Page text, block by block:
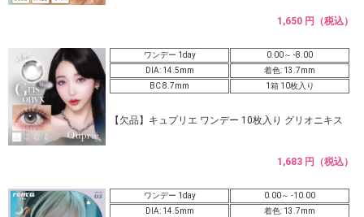
1,650 円（税込）
ワンデー 1day
0.00～ -8.00
DIA: 14.5mm
着色: 13.7mm
BC 8.7mm
1箱 10枚入り
【欠品】キュプリエ ワンデー 10枚入り グリオニキス
1,683 円（税込）
ワンデー 1day
0.00～ -10.00
DIA: 14.5mm
着色: 13.7mm